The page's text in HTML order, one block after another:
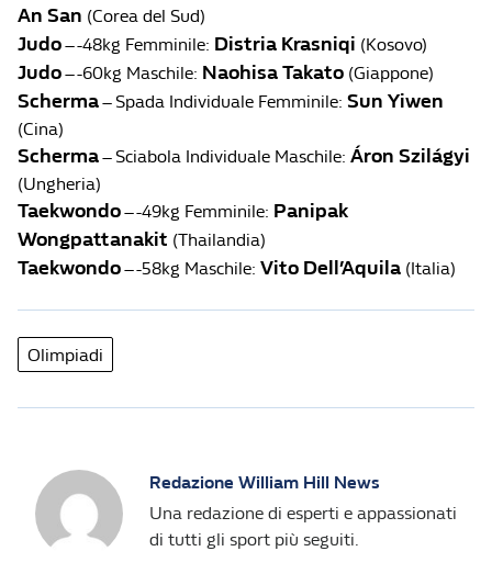
An San (Corea del Sud)
Judo– -48kg Femminile: Distria Krasniqi (Kosovo)
Judo– -60kg Maschile: Naohisa Takato (Giappone)
Scherma– Spada Individuale Femminile: Sun Yiwen
(Cina)
Scherma– Sciabola Individuale Maschile: Áron Szilágyi
(Ungheria)
Taekwondo– -49kg Femminile: Panipak
Wongpattanakit (Thailandia)
Taekwondo– -58kg Maschile: Vito Dell’Aquila (Italia)
Olimpiadi
Redazione William Hill News
Una redazione di esperti e appassionati
di tutti gli sport più seguiti.